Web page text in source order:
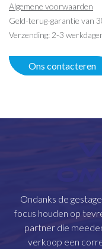
Algemene voorwaarden
Geld-terug-garantie van
Verzending: 2-3
Ons contacteren
Ondanks de
focus houden op
partner die
verkoop een